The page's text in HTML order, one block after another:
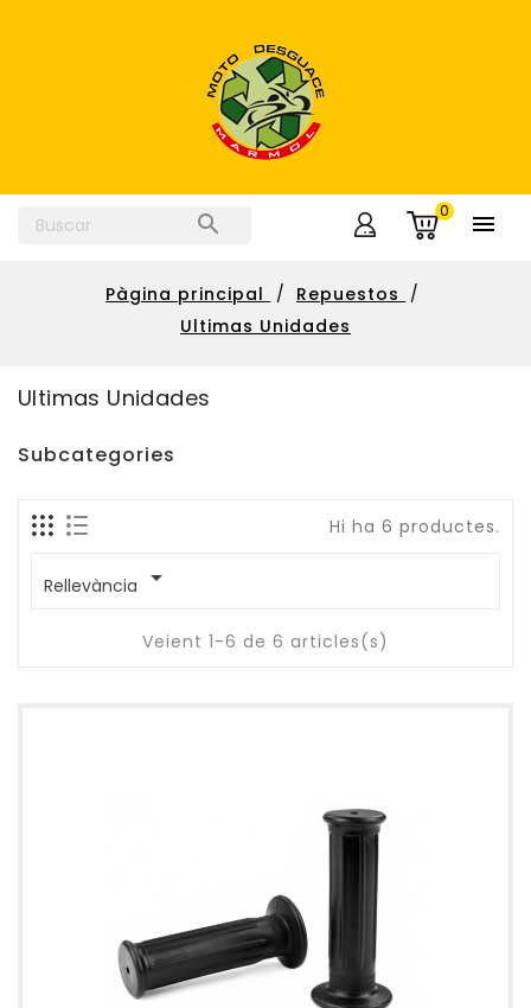
 
0
Pàgina principal
Repuestos
Ultimas Unidades
Ultimas Unidades
Subcategories
Hi ha 6 productes.
Rellevància 
Veient 1-6 de 6 articles(s)